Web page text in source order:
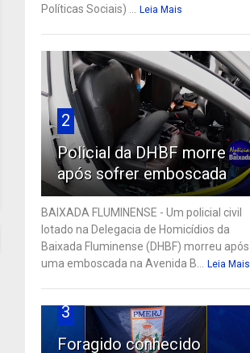
Políticas Sociais) ...
Leia Mais
2
Policial da DHBF morre
após sofrer emboscada
BAIXADA FLUMINENSE - Um policial civil
lotado na Delegacia de Homicídios da
Baixada Fluminense (DHBF) morreu após
uma emboscada na Avenida B...
Leia Mais
3
Foragido conhecido